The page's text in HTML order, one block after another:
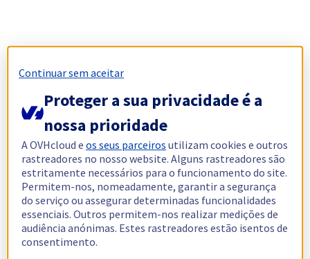
Continuar sem aceitar
Proteger a sua privacidade é a
nossa prioridade
A OVHcloud eos seus parceiros utilizam cookies e outros
rastreadores no nosso website. Alguns rastreadores são
estritamente necessários para o funcionamento do site.
Permitem-nos, nomeadamente, garantir a segurança
do serviço ou assegurar determinadas funcionalidades
essenciais. Outros permitem-nos realizar medições de
audiência anónimas. Estes rastreadores estão isentos de
consentimento.